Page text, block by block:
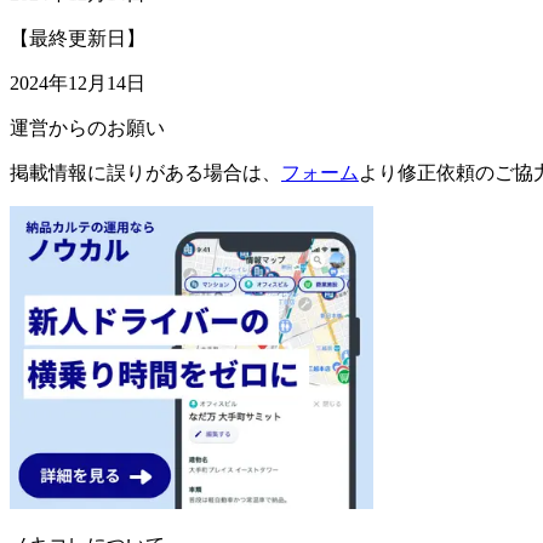
【最終更新日】
2024年12月14日
運営からのお願い
掲載情報に誤りがある場合は、 フォーム より修正依頼のご協